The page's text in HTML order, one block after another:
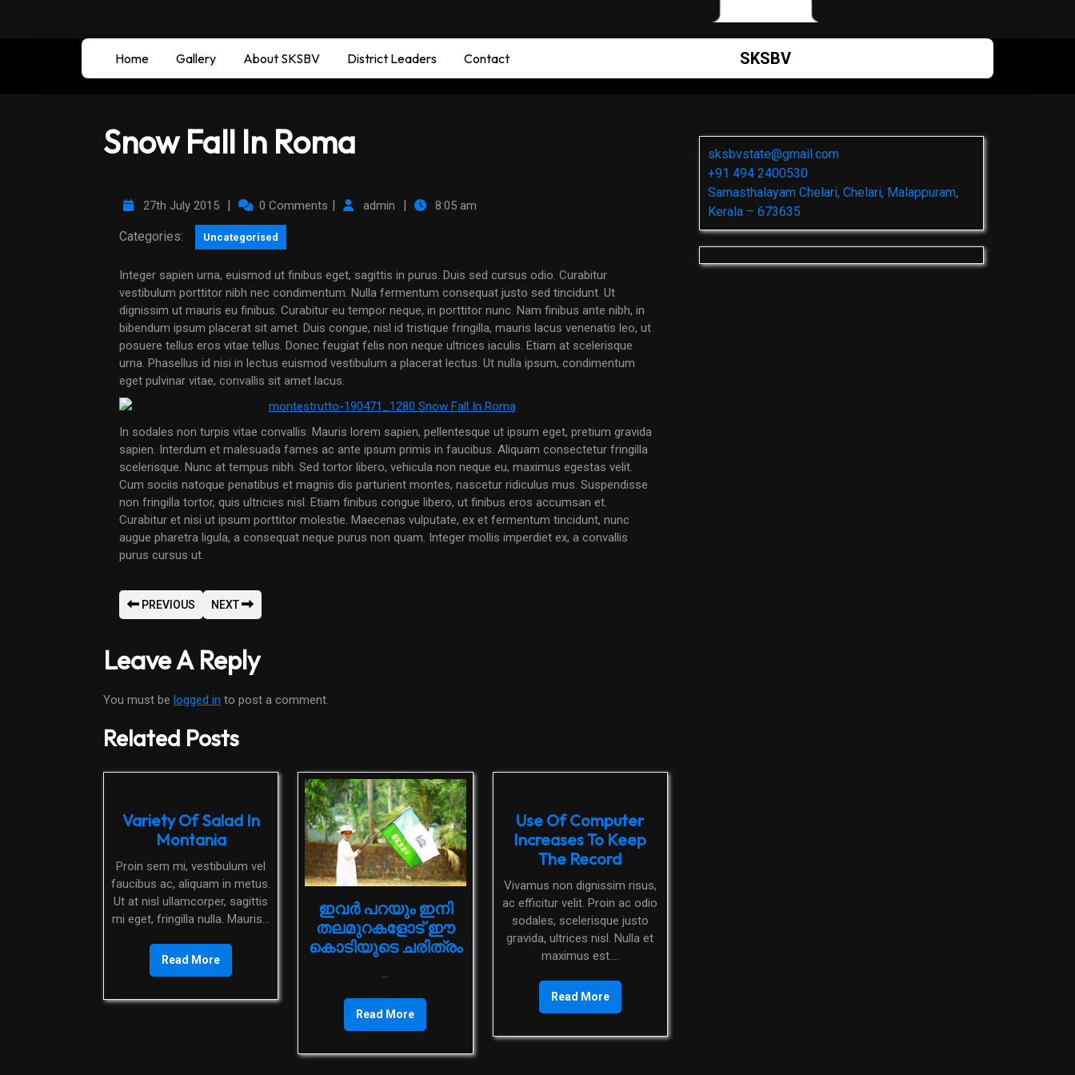
Home Gallery About SKSBV District Leaders Contact SKSBV
Snow Fall In Roma
27th July 2015 | 0 Comments | admin | 8:05 am
Categories: Uncategorised
Integer sapien urna, euismod ut finibus eget, sagittis in purus. Duis sed cursus odio. Curabitur
vestibulum porttitor nibh nec condimentum. Nulla fermentum consequat justo sed tincidunt. Ut
dignissim ut mauris eu finibus. Curabitur eu tempor neque, in porttitor nunc. Nam finibus ante nibh, in
bibendum ipsum placerat sit amet. Duis congue, nisl id tristique fringilla, mauris lacus venenatis leo, ut
posuere tellus eros vitae tellus. Donec feugiat felis non neque ultrices iaculis. Etiam at scelerisque
urna. Phasellus id nisi in lectus euismod vestibulum a placerat lectus. Ut nulla ipsum, condimentum
eget pulvinar vitae, convallis sit amet lacus.
In sodales non turpis vitae convallis. Mauris lorem sapien, pellentesque ut ipsum eget, pretium gravida
sapien. Interdum et malesuada fames ac ante ipsum primis in faucibus. Aliquam consectetur fringilla
scelerisque. Nunc at tempus nibh. Sed tortor libero, vehicula non neque eu, maximus egestas velit.
Cum sociis natoque penatibus et magnis dis parturient montes, nascetur ridiculus mus. Suspendisse
non fringilla tortor, quis ultricies nisl. Etiam finibus congue libero, ut finibus eros accumsan et.
Curabitur et nisi ut ipsum porttitor molestie. Maecenas vulputate, ex et fermentum tincidunt, nunc
augue pharetra ligula, a consequat neque purus non quam. Integer mollis imperdiet ex, a convallis
purus cursus ut.
PREVIOUS NEXT
Leave A Reply
You must be logged in to post a comment.
Related Posts
Variety Of Salad In
Montania
Proin sem mi, vestibulum vel
faucibus ac, aliquam in metus.
Ut at nisl ullamcorper, sagittis
mi eget, fringilla nulla. Mauris...
Read More
ഇവർ പറയും ഇനി
തലമുറകളോട് ഈ
കൊടിയുടെ ചരിത്രം
...
Read More
Use Of Computer
Increases To Keep
The Record
Vivamus non dignissim risus,
ac efficitur velit. Proin ac odio
sodales, scelerisque justo
gravida, ultrices nisl. Nulla et
maximus est....
Read More
sksbvstate@gmail.com
+91 494 2400530
Samasthalayam Chelari, Chelari, Malappuram,
Kerala – 673635